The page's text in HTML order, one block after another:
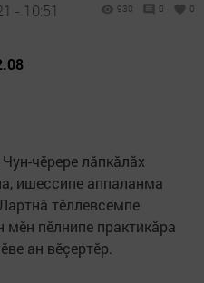
- 10:51 930 0 0
чӗрере лăпкăлăх
ишессипе аппаланма
тӗллевсемпе
мӗн пӗлнипе практикăра
ан вӗçертӗр.